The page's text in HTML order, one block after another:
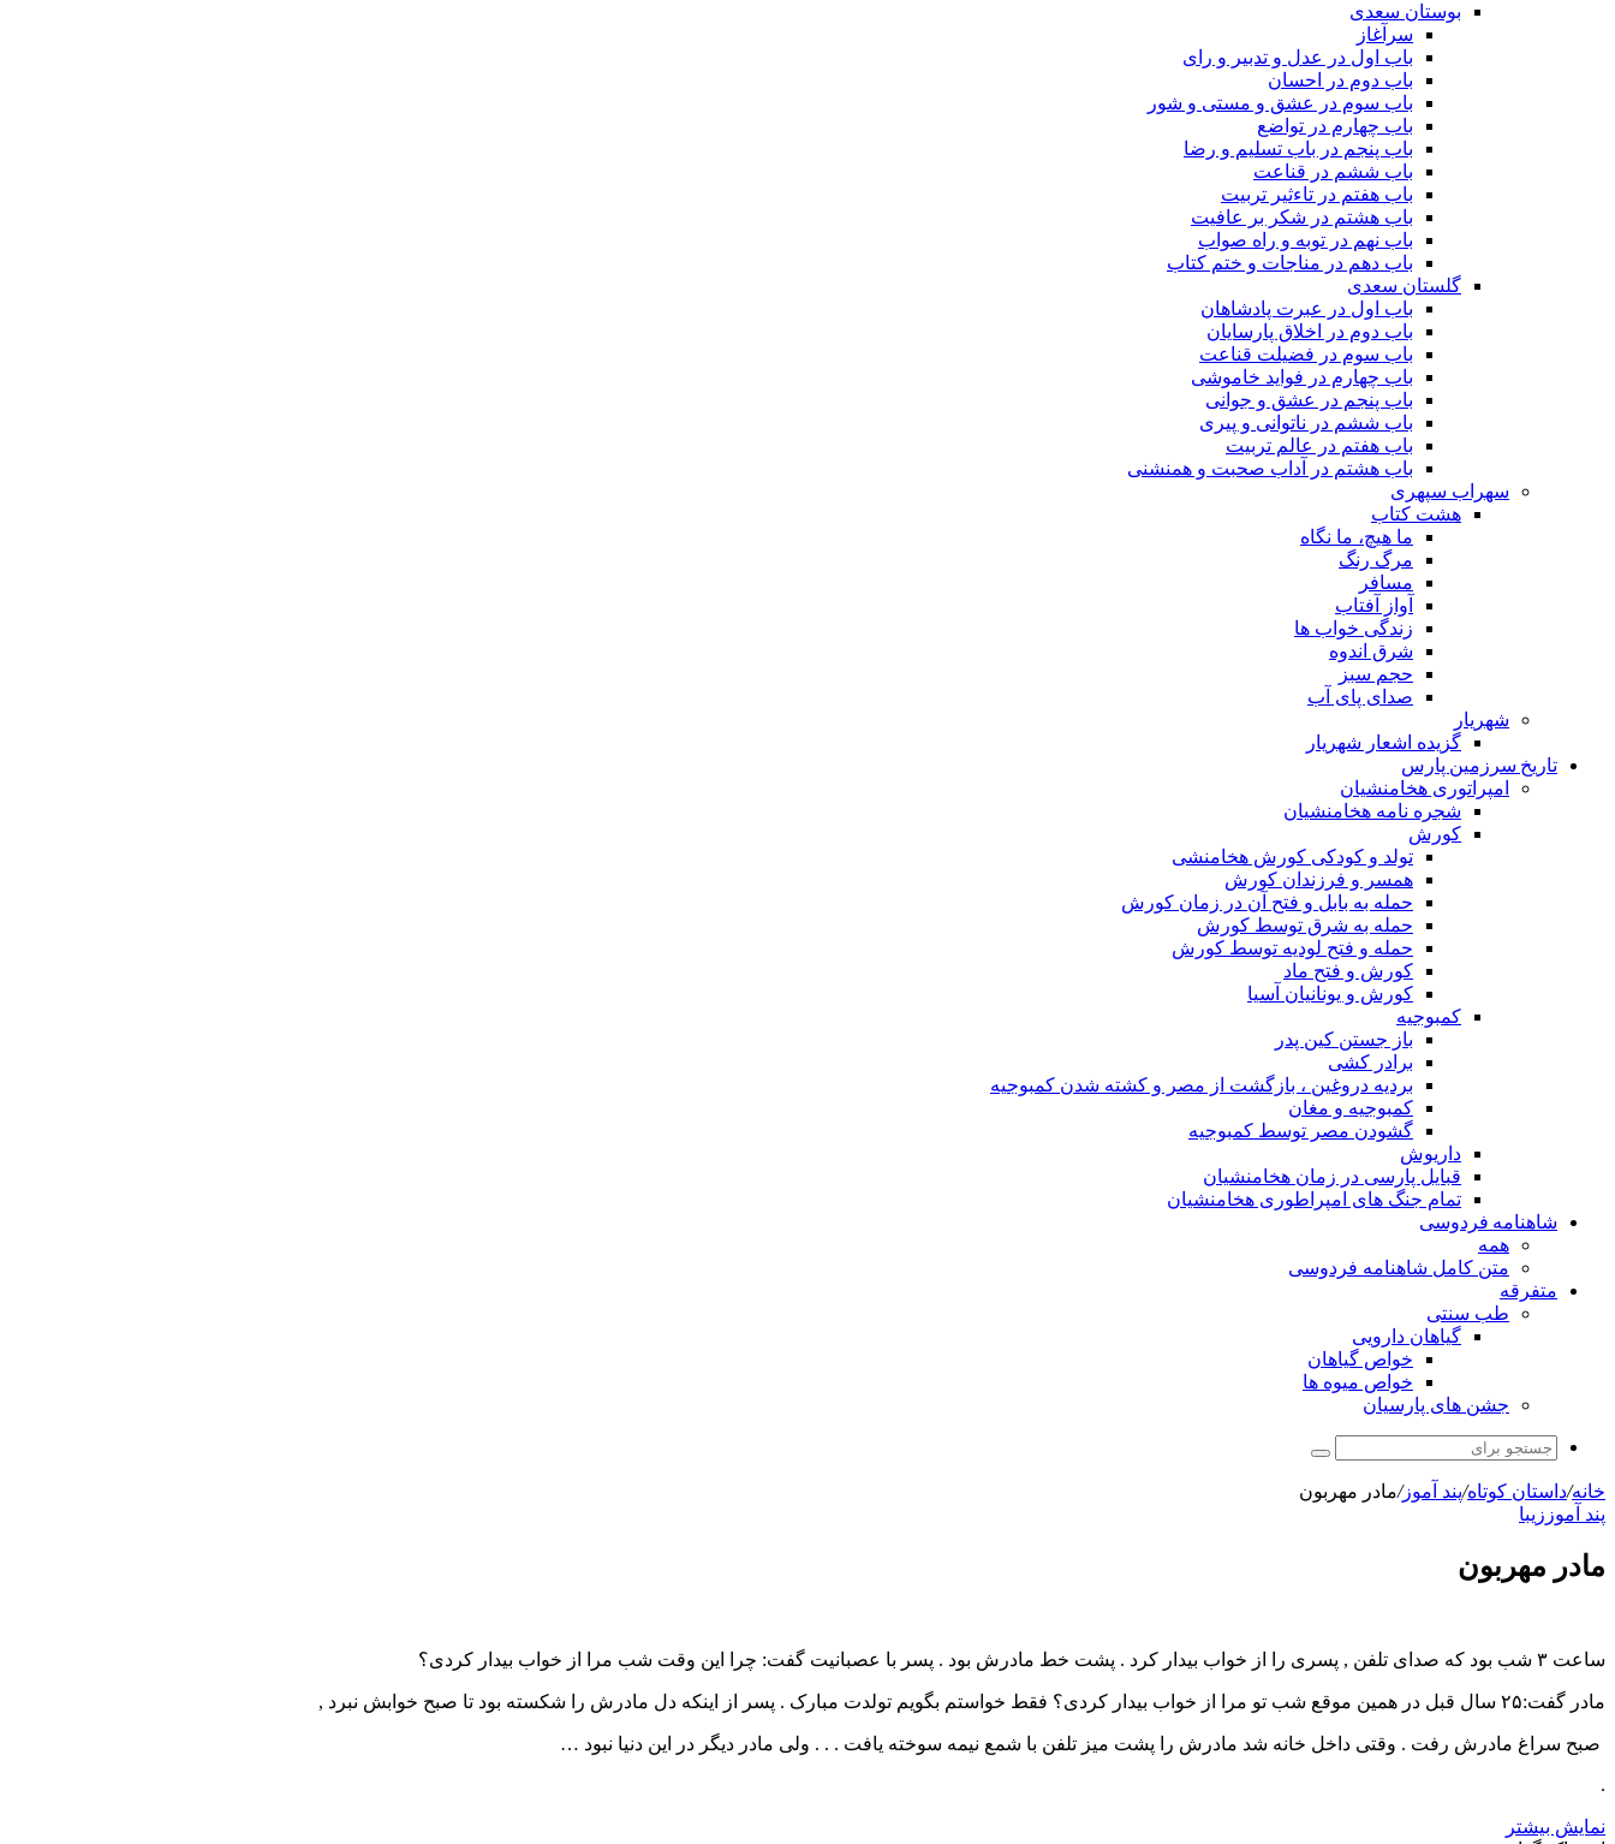
بوستان سعدی
سرآغاز
باب اول در عدل و تدبیر و رای
باب دوم در احسان
باب سوم در عشق و مستی و شور
باب چهارم در تواضع
باب پنجم در باب تسلیم و رضا
باب ششم در قناعت
باب هفتم در تاءثیر تربیت
باب هشتم در شکر بر عافیت
باب نهم در توبه و راه صواب
باب دهم در مناجات و ختم کتاب
گلستان سعدی
باب اول در عبرت پادشاهان
باب دوم در اخلاق پارسایان
باب سوم در فضیلت قناعت
باب چهارم در فواید خاموشى
باب پنجم در عشق و جوانى
باب ششم در ناتوانى و پیرى
باب هفتم در عالم تربیت
باب هشتم در آداب صحبت و همنشنى
سهراب سپهری
هشت کتاب
ما هیچ، ما نگاه
مرگ رنگ
مسافر
آواز آفتاب
زندگی خواب ها
شرق اندوه
حجم سبز
صدای پای آب
شهریار
گزیده اشعار شهریار
تاریخ سرزمین پارس
امپراتوری هخامنشیان
شجره نامه هخامنشیان
کورش
تولد و کودکی کورش هخامنشی
همسر و فرزندان کورش
حمله به بابل و فتح آن در زمان کورش
حمله به شرق توسط کورش
حمله و فتح لودیه توسط کورش
کورش و فتح ماد
کورش و یونانیان آسیا
کمبوجیه
باز جستن کین پدر
برادر کشی
بردیه دروغین ، بازگشت از مصر و کشته شدن کمبوجیه
کمبوجیه و مغان
گشودن مصر توسط کمبوجیه
داریوش
قبایل پارسی در زمان هخامنشیان
تمام جنگ های امپراطوری هخامنشیان
شاهنامه فردوسی
همه
متن کامل شاهنامه فردوسی
متفرقه
طب سنتی
گیاهان دارویی
خواص گیاهان
خواص میوه ها
جشن های پارسیان
جستجو
خانه/داستان کوتاه/پند آموز/مادر مهربون
پند آموز زیبا
مادر مهربون
ساعت ۳ شب بود که صدای تلفن , پسری را از خواب بیدار کرد . پشت خط مادرش بود . پسر با عصبانیت گفت: چرا این وقت شب مرا از خواب بیدار کردی؟
مادر گفت:۲۵ سال قبل در همین موقع شب تو مرا از خواب بیدار کردی؟ فقط خواستم بگویم تولدت مبارک . پسر از اینکه دل مادرش را شکسته بود تا صبح خوابش نبرد ,
صبح سراغ مادرش رفت . وقتی داخل خانه شد مادرش را پشت میز تلفن با شمع نیمه سوخته یافت . . . ولی مادر دیگر در این دنیا نبود …
.
نمایش بیشتر